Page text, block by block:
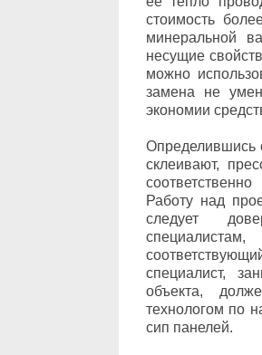
стоимость
минеральной
несущие
можно
замена не
экономии
Определившись
склеивают,
Работу над
следует
специалист,
объекта,
технологом по
сип панелей.